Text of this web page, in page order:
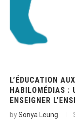
L’ÉDUCATION
HABILOMÉDIAS :
ENSEIGNER
bySonya Leung